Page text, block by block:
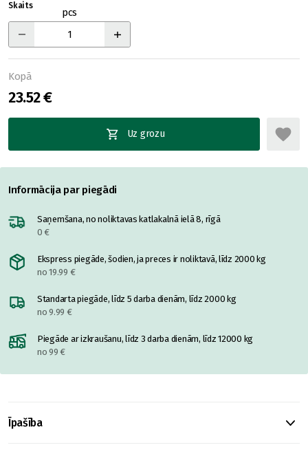
Skaits
pcs
Kopā
23.52 €
Uz grozu
Informācija par piegādi
Saņemšana, no noliktavas katlakalnā ielā 8, rīgā
0 €
Ekspress piegāde, šodien, ja preces ir noliktavā, līdz 2000 kg
no 19.99 €
Standarta piegāde, līdz 5 darba dienām, līdz 2000 kg
no 9.99 €
Piegāde ar izkraušanu, līdz 3 darba dienām, līdz 12000 kg
no 99 €
Īpašība